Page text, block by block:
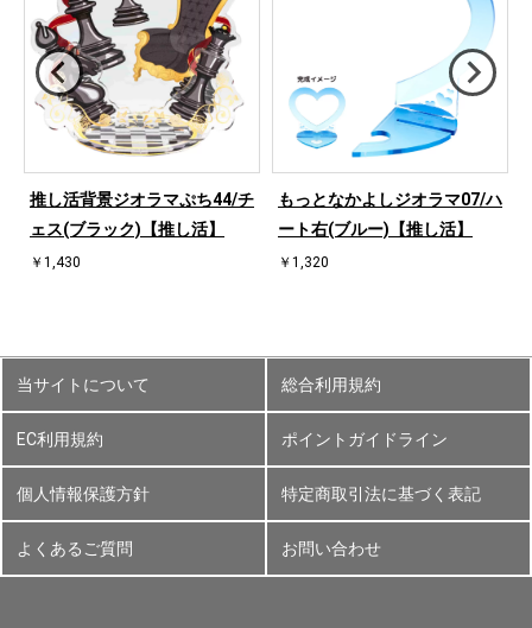
推し活背景ジオラマぷち44/チ
ェス(ブラック)【推し活】
￥1,430
もっとなかよしジオラマ07/ハ
ート右(ブルー)【推し活】
￥1,320
当サイトについて 総合利用規約
EC利用規約 ポイントガイドライン
個人情報保護方針 特定商取引法に基づく表記
よくあるご質問 お問い合わせ